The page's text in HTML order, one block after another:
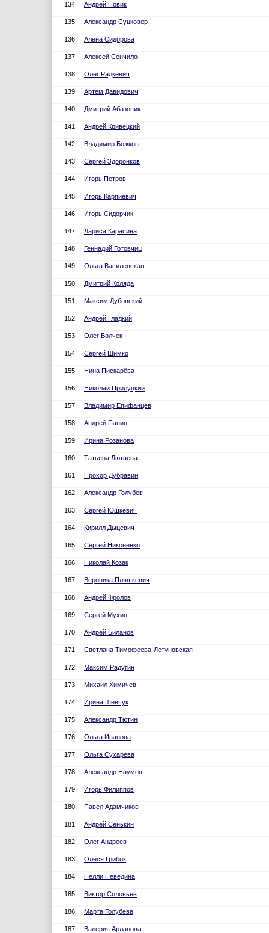
134. Андрей Новик
135. Александр Суцковер
136. Алёна Сидорова
137. Алексей Сенчило
138. Олег Радкевич
139. Артем Давидович
140. Дмитрий Абазовик
141. Андрей Кривецкий
142. Владимир Божков
143. Сергей Здоронков
144. Игорь Петров
145. Игорь Карпиевич
146. Игорь Сидорчик
147. Лариса Карасина
148. Геннадий Готовчиц
149. Ольга Василевская
150. Дмитрий Коляда
151. Максим Дубовский
152. Андрей Гладкий
153. Олег Волчек
154. Сергей Шимко
155. Нина Пискарёва
156. Николай Прилуцкий
157. Владимир Епифанцев
158. Андрей Панин
159. Ирина Розанова
160. Татьяна Лютаева
161. Прохор Дубравин
162. Александр Голубев
163. Сергей Юшкевич
164. Кирилл Дыцевич
165. Сергей Никоненко
166. Николай Козак
167. Вероника Пляшкевич
168. Андрей Фролов
169. Сергей Мухин
170. Андрей Биланов
171. Светлана Тимофеева-Летуновская
172. Максим Радугин
173. Михаил Химичев
174. Ирина Шевчук
175. Александр Тютин
176. Ольга Иванова
177. Ольга Сухарева
178. Александр Наумов
179. Игорь Филиппов
180. Павел Адамчиков
181. Андрей Сенькин
182. Олег Андреев
183. Олеся Грибок
184. Нелли Неведина
185. Виктор Соловьев
186. Марта Голубева
187. Валерия Арланова